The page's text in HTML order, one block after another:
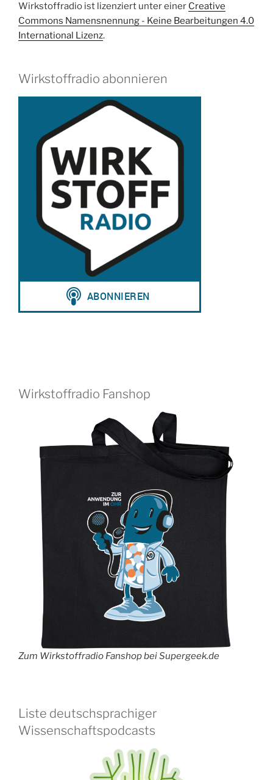
Wirkstoffradio ist lizenziert unter einer Creative
Commons Namensnennung - Keine Bearbeitungen 4.0
International Lizenz.
Wirkstoffradio abonnieren
Wirkstoffradio Fanshop
Zum Wirkstoffradio Fanshop bei Supergeek.de
Liste deutschsprachiger
Wissenschaftspodcasts